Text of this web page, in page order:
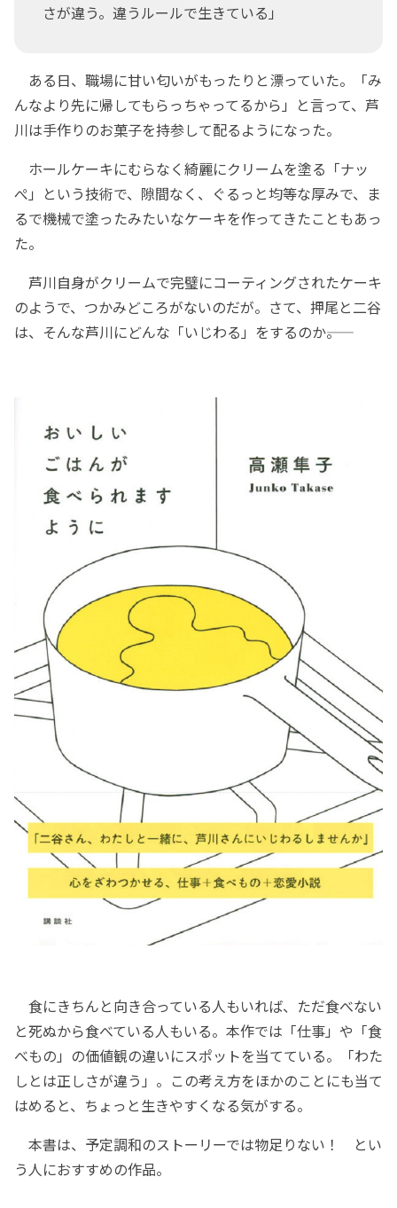
さが違う。違うルールで生きている」
ある日、職場に甘い匂いがもったりと漂っていた。「み
んなより先に帰してもらっちゃってるから」と言って、芦
川は手作りのお菓子を持参して配るようになった。
ホールケーキにむらなく綺麗にクリームを塗る「ナッ
ぺ」という技術で、隙間なく、ぐるっと均等な厚みで、ま
るで機械で塗ったみたいなケーキを作ってきたこともあっ
た。
芦川自身がクリームで完璧にコーティングされたケーキ
のようで、つかみどころがないのだが。さて、押尾と二谷
は、そんな芦川にどんな「いじわる」をするのか――。
食にきちんと向き合っている人もいれば、ただ食べない
と死ぬから食べている人もいる。本作では「仕事」や「食
べもの」の価値観の違いにスポットを当てている。「わた
しとは正しさが違う」。この考え方をほかのことにも当て
はめると、ちょっと生きやすくなる気がする。
本書は、予定調和のストーリーでは物足りない！ とい
う人におすすめの作品。